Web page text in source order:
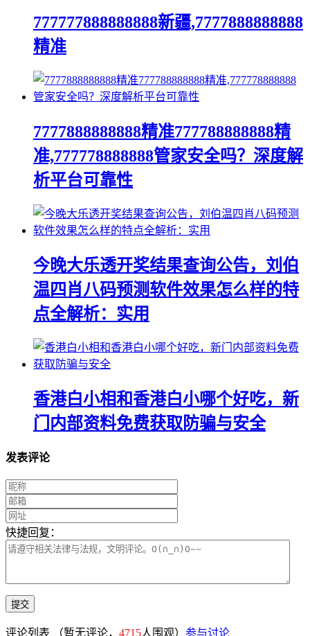
777777888888888新疆,7777888888888
精准
7777888888888精准777788888888精
准,777778888888管家安全吗？深度解
析平台可靠性
今晚大乐透开奖结果查询公告，刘伯
温四肖八码预测软件效果怎么样的特
点全解析：实用
香港白小相和香港白小哪个好吃，新
门内部资料免费获取防骗与安全
发表评论
快捷回复：
评论列表 （暂无评论， 4715人围观） 参与讨论